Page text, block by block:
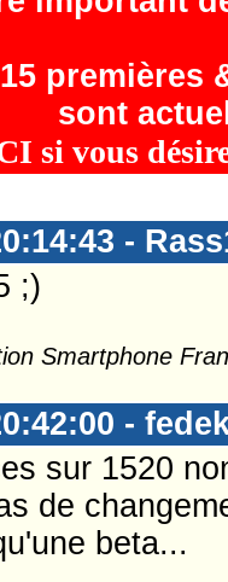
premières
sont
si vous
-
;)
Smartphone
-
sur 1520
de
beta...